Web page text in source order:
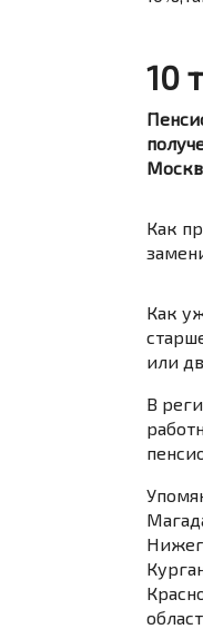
10
Как
Как
или
В